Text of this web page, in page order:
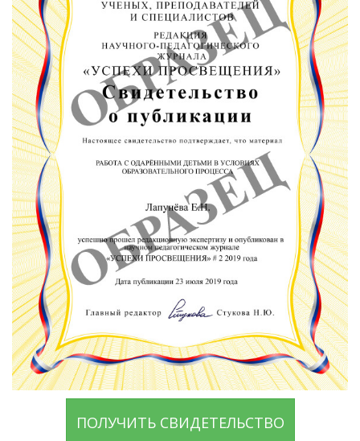
ПОЛУЧИТЬ СВИДЕТЕЛЬСТВО